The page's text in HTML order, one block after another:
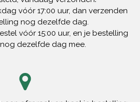
vóór 17:00 uur, dan verzenden
nog dezelfde dag.
vóór 15:00 uur, en je bestelling
dezelfde dag mee.